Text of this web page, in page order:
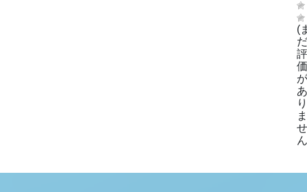
(
だ
評
価
が
あ
り
ま
せ